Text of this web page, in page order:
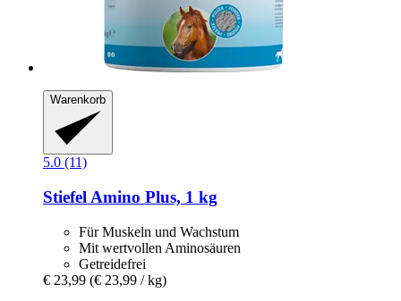
Warenkorb
5.0 (11)
Stiefel Amino Plus, 1 kg
Für Muskeln und Wachstum
Mit wertvollen Aminosäuren
Getreidefrei
€ 23,99 (€ 23,99 / kg)